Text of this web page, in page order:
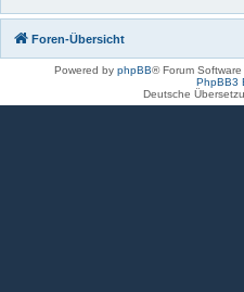
Foren-Übersicht
Powered by phpBB® Forum
PhpBB3
Deutsche